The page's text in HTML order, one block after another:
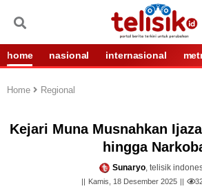
home nasional internasional
Home Regional
Kejari Muna Musnahkan
hingga
Sunaryo, telisik
Kamis, 18 Desember 2025